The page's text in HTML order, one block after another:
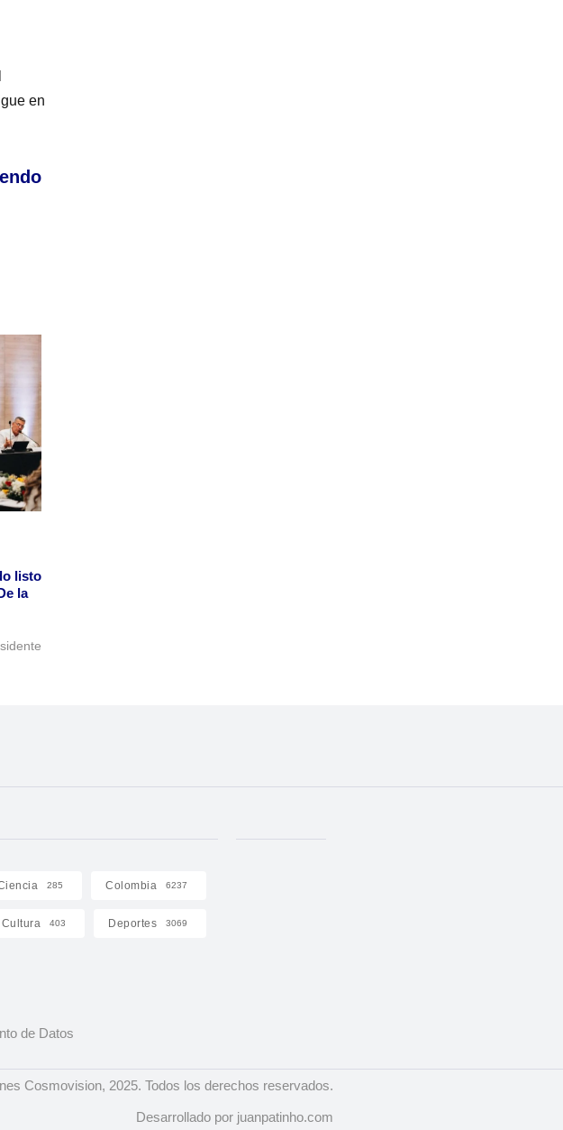
en
listo
la
285 Colombia 6237
Cultura 403 Deportes 3069
de Datos
Cosmovision, 2025. Todos los derechos reservados.
Desarrollado por juanpatinho.com